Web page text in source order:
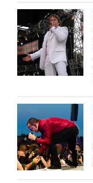
Michal Horák
interview: Na nic
si nehraju a tím
pádem jsem na
pódiu tak trochu
za blbečka